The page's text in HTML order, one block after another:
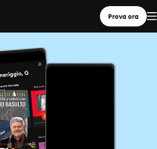
Prova ora